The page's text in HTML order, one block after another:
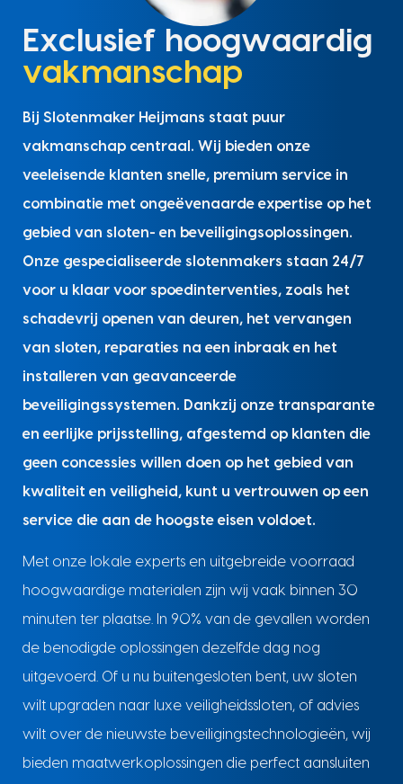
Exclusief hoogwaardig
vakmanschap
Bij Slotenmaker Heijmans staat puur
vakmanschap centraal. Wij bieden onze
veeleisende klanten snelle, premium service in
combinatie met ongeëvenaarde expertise op het
gebied van sloten- en beveiligingsoplossingen.
Onze gespecialiseerde slotenmakers staan 24/7
voor u klaar voor spoedinterventies, zoals het
schadevrij openen van deuren, het vervangen
van sloten, reparaties na een inbraak en het
installeren van geavanceerde
beveiligingssystemen. Dankzij onze transparante
en eerlijke prijsstelling, afgestemd op klanten die
geen concessies willen doen op het gebied van
kwaliteit en veiligheid, kunt u vertrouwen op een
service die aan de hoogste eisen voldoet.
Met onze lokale experts en uitgebreide voorraad
hoogwaardige materialen zijn wij vaak binnen 30
minuten ter plaatse. In 90% van de gevallen worden
de benodigde oplossingen dezelfde dag nog
uitgevoerd. Of u nu buitengesloten bent, uw sloten
wilt upgraden naar luxe veiligheidssloten, of advies
wilt over de nieuwste beveiligingstechnologieën, wij
bieden maatwerkoplossingen die perfect aansluiten